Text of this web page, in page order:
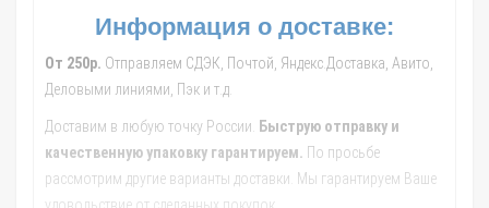
Информация о доставке:
От 250р. Отправляем СДЭК, Почтой, Яндекс.Доставка, Авито,
Деловыми линиями, Пэк и т.д.
Доставим в любую точку России.
Быструю отправку и
качественную упаковку гарантируем. По просьбе
рассмотрим другие варианты доставки. Мы гарантируем Ваше